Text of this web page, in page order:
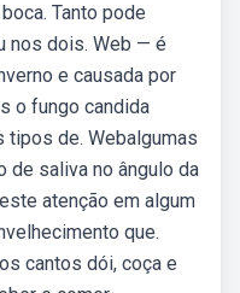
Tanto pode
nos dois. Web — é
e causada por
o fungo candida
tipos de. Webalgumas
de saliva no ângulo da
atenção em algum
que.
cantos dói, coça e